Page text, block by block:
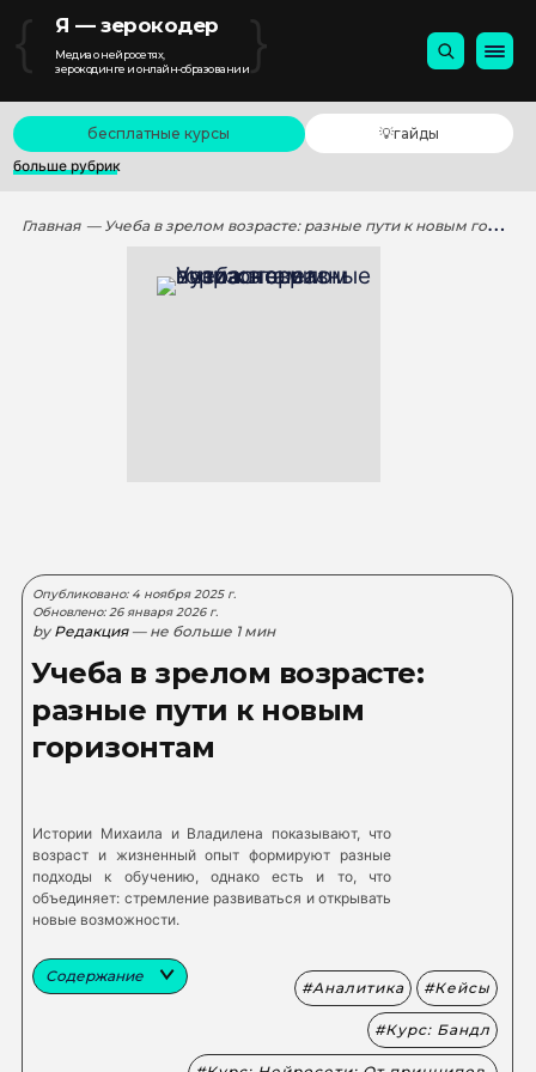
{ Я — зерокодер
Медиа о нейросетях,
зерокодинге и онлайн-образовании}
бесплатные курсы
💡гайды
больше рубрик
Главная — Учеба в зрелом возрасте: разные пути к новым горизонтам
Опубликовано: 4 ноября 2025 г.
Обновлено: 26 января 2026 г.
by Редакция — не больше 1 мин
Учеба в зрелом возрасте:
разные пути к новым
горизонтам
Истории Михаила и Владилена показывают, что
возраст и жизненный опыт формируют разные
подходы к обучению, однако есть и то, что
объединяет: стремление развиваться и открывать
новые возможности.
Содержание
Аналитика Кейсы
Курс: Бандл